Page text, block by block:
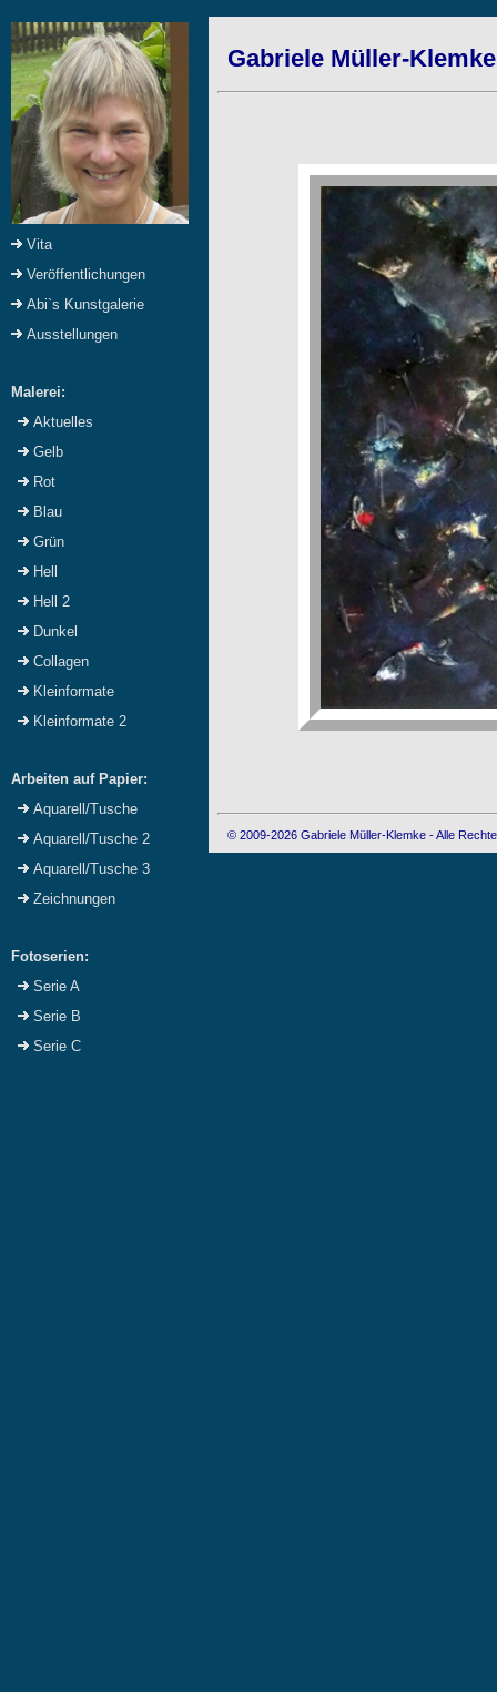
Vita
Veröffentlichungen
Abi`s Kunstgalerie
Ausstellungen
Malerei:
Aktuelles
Gelb
Rot
Blau
Grün
Hell
Hell 2
Dunkel
Collagen
Kleinformate
Kleinformate 2
Arbeiten auf Papier:
Aquarell/Tusche
Aquarell/Tusche 2
Aquarell/Tusche 3
Zeichnungen
Fotoserien:
Serie A
Serie B
Serie C
Gabriele Müller-
© 2009-2026 Gabriele Müller-Klemke - Alle